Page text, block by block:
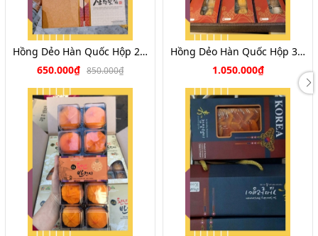
Hồng Dẻo Hàn Quốc Hộp 20,28 Qủa
650.000₫ 850.000₫
Hồng Dẻo Hàn Quốc Hộp 30 Quả
1.050.000₫